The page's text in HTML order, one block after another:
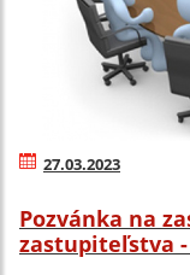
27.03.2023
Pozvánka na
zastupiteľstva -